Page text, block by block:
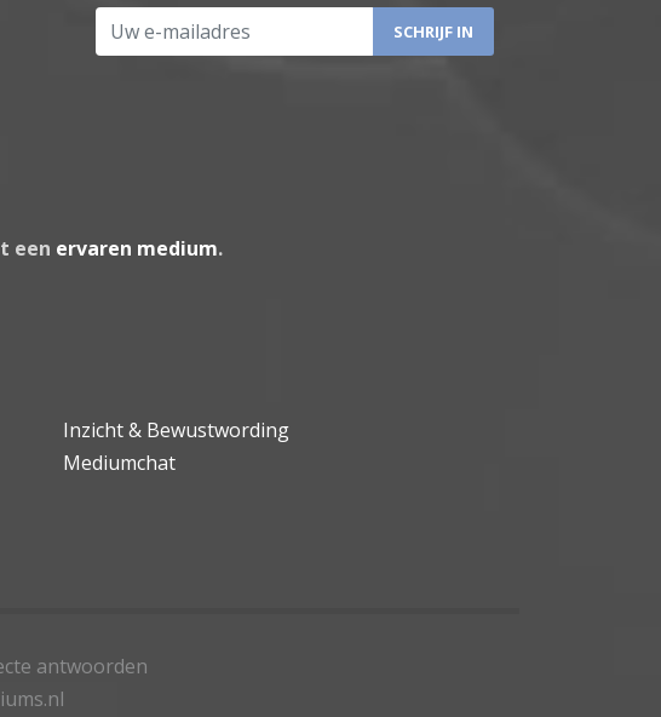
Uw e-mailadres
een ervaren medium.
Inzicht & Bewustwording
Mediumchat
antwoorden